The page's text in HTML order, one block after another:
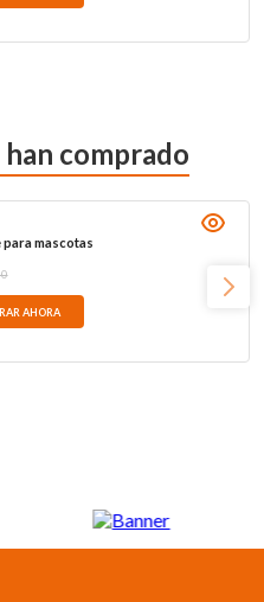
comprado
mascotas
AHORA